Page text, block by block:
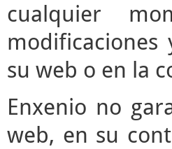
cualquier
su web o en la
Enxenio no
web, en su